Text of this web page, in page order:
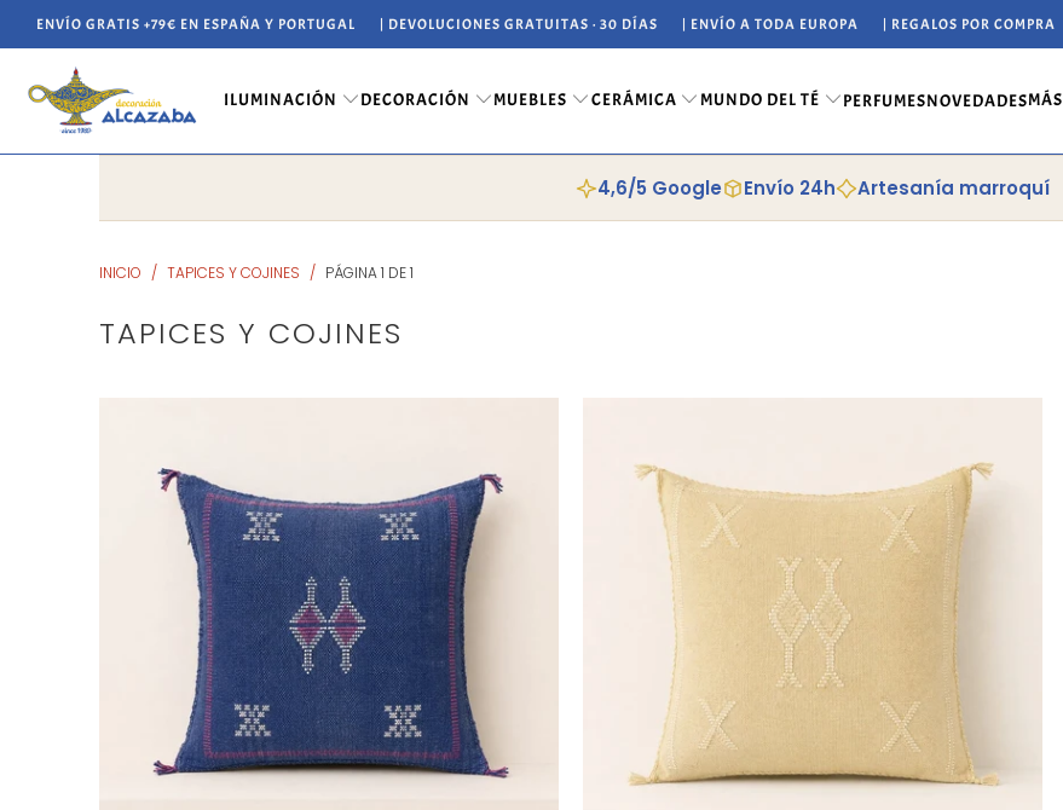
ENVÍO GRATIS +79€ EN ESPAÑA Y PORTUGAL | DEVOLUCIONES GRATUITAS · 30 DÍAS | ENVÍO A TODA EUROPA | REGALOS POR COMPRA
ILUMINACIÓN DECORACIÓN MUEBLES CERÁMICA MUNDO DEL TÉ PERFUMESNOVEDADESMÁS
4,6/5 Google Envío 24h Artesanía marroquí
INICIO / TAPICES Y COJINES / PÁGINA 1 DE 1
TAPICES Y COJINES